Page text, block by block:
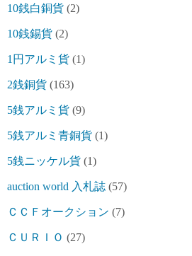
10銭白銅貨 (2)
10銭錫貨 (2)
1円アルミ貨 (1)
2銭銅貨 (163)
5銭アルミ貨 (9)
5銭アルミ青銅貨 (1)
5銭ニッケル貨 (1)
auction world 入札誌 (57)
ＣＣＦオークション (7)
ＣＵＲＩＯ (27)